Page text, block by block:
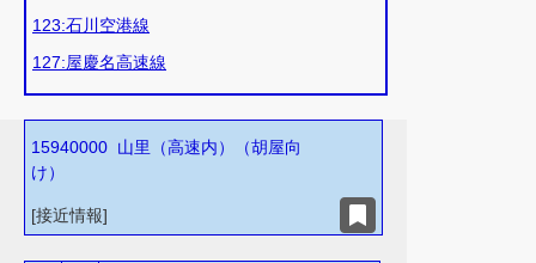
123:石川空港線
127:屋慶名高速線
15940000 山里（高速内）（胡屋向
け）
[接近情報]